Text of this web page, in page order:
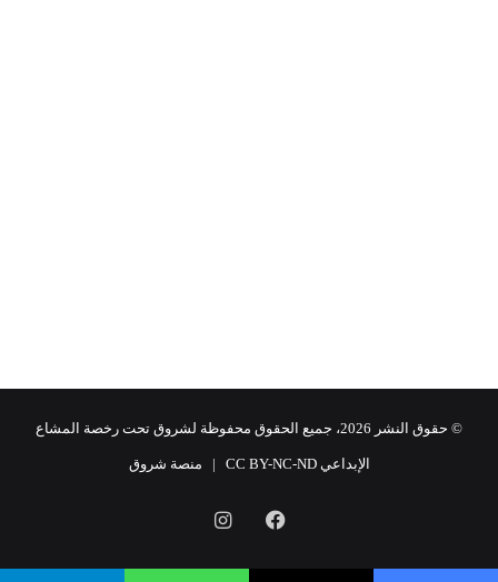
© حقوق النشر 2026، جميع الحقوق محفوظة لشروق تحت رخصة المشاع
الإبداعي CC BY-NC-ND | منصة شروق
فيسبوكانستقرام